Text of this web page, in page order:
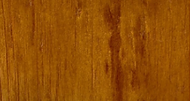
наслаждение», островков –...